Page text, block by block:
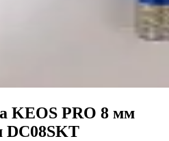
KEOS PRO 8 мм
DC08SKT